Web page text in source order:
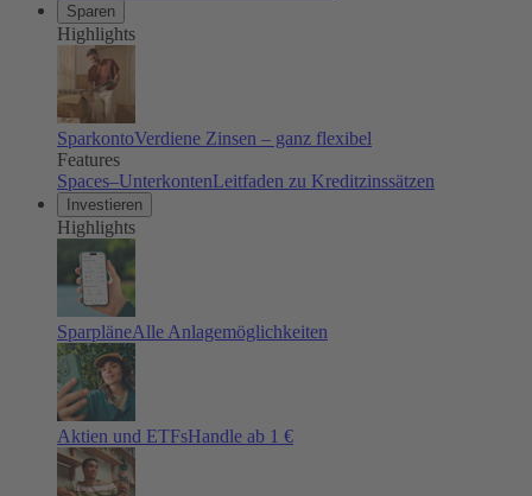
Sparen
Highlights
SparkontoVerdiene Zinsen – ganz flexibel
Features
Spaces–UnterkontenLeitfaden zu Kreditzinssätzen
Investieren
Highlights
SparpläneAlle Anlagemöglichkeiten
Aktien und ETFsHandle ab 1 €